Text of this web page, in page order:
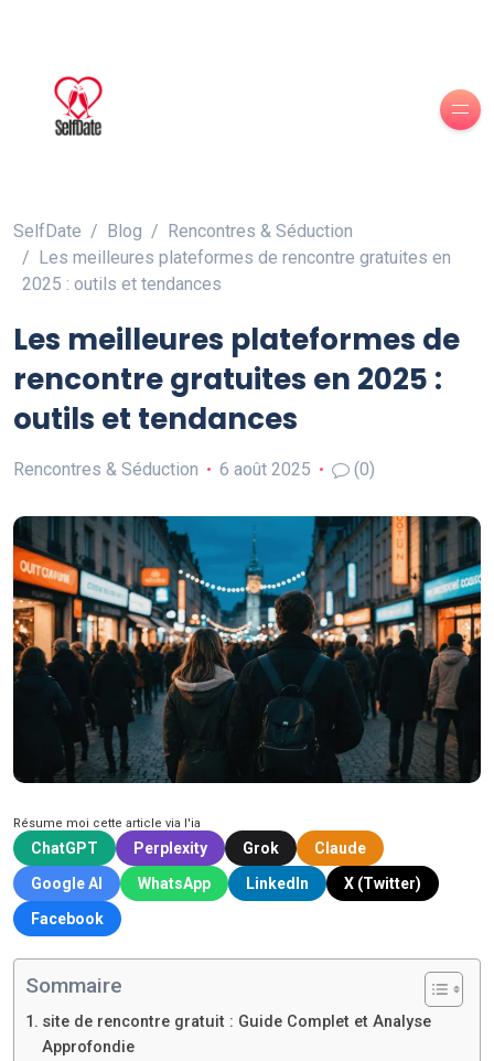
SelfDate Blog
Rencontres & Séduction
Les meilleures plateformes de rencontre gratuites en
2025 : outils et tendances
Les meilleures plateformes de
rencontre gratuites en 2025 :
outils et tendances
Rencontres & Séduction 6 août 2025 (0)
Résume moi cette article via l'ia
ChatGPT Perplexity Grok
Claude
Google AI
WhatsApp LinkedIn
X (Twitter)
Facebook
Sommaire
site de rencontre gratuit : Guide Complet et Analyse
Approfondie